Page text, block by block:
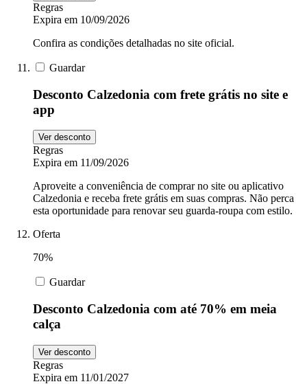
Regras
Expira em 10/09/2026
Confira as condições detalhadas no site oficial.
Guardar
Desconto Calzedonia com frete grátis no site e
app
Ver desconto
Regras
Expira em 11/09/2026
Aproveite a conveniência de comprar no site ou aplicativo
Calzedonia e receba frete grátis em suas compras. Não perca
esta oportunidade para renovar seu guarda-roupa com estilo.
Oferta
70%
Guardar
Desconto Calzedonia com até 70% em meia
calça
Ver desconto
Regras
Expira em 11/01/2027